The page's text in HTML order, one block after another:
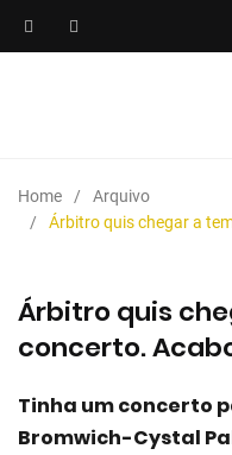
Home
Arquivo
Árbitro quis chegar a
Árbitro quis
concerto.
Tinha um concerto
Bromwich-Cystal